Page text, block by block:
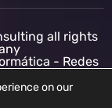
all rights
- Redes
on our